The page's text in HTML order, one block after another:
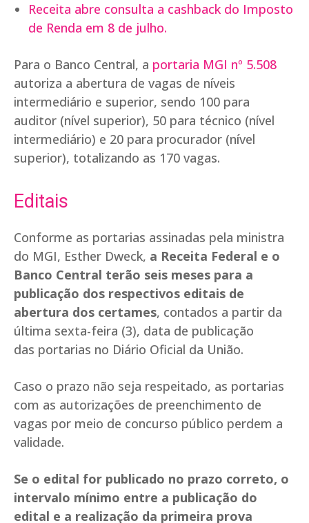
Receita abre consulta a cashback do Imposto
de Renda em 8 de julho.
Para o Banco Central, a portaria MGI nº 5.508
autoriza a abertura de vagas de níveis
intermediário e superior, sendo 100 para
auditor (nível superior), 50 para técnico (nível
intermediário) e 20 para procurador (nível
superior), totalizando as 170 vagas.
Editais
Conforme as portarias assinadas pela ministra
do MGI, Esther Dweck, a Receita Federal e o
Banco Central terão seis meses para a
publicação dos respectivos editais de
abertura dos certames, contados a partir da
última sexta-feira (3), data de publicação
das portarias no Diário Oficial da União.
Caso o prazo não seja respeitado, as portarias
com as autorizações de preenchimento de
vagas por meio de concurso público perdem a
validade.
Se o edital for publicado no prazo correto, o
intervalo mínimo entre a publicação do
edital e a realização da primeira prova